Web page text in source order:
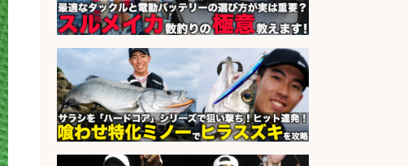
「堺市堺区」「時給1,600円」入社
祝金10万円/自転車部品や釣り具の
組立/堺市堺区の工場/未経験歓迎
会社名
パーソルファクトリーパートナ
ーズ株式会社
sponsored by 求人ボックス